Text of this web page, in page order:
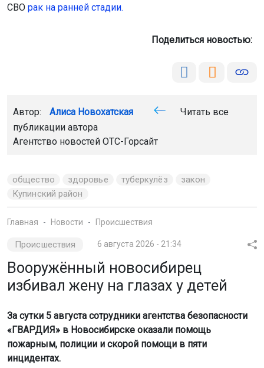
СВО рак на ранней стадии.
Поделиться новостью:
Автор: Алиса Новохатская
Читать все
публикации автора
Агентство новостей ОТС-Горсайт
общество здоровье туберкулёз
закон
Купинский район
Главная Новости Происшествия
Происшествия 6 августа 2026 - 21:34
Вооружённый новосибирец
избивал жену на глазах у детей
За сутки 5 августа сотрудники агентства безопасности
«ГВАРДИЯ» в Новосибирске оказали помощь
пожарным, полиции и скорой помощи в пяти
инцидентах.